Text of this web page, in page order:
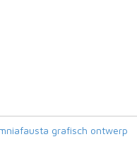
grafisch ontwerp